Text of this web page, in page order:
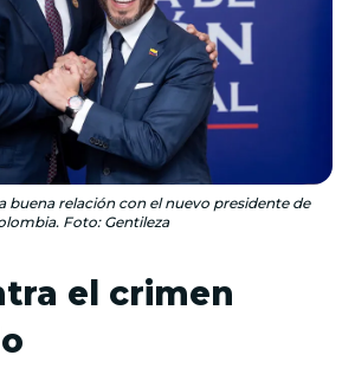
buena relación con el nuevo presidente de
Foto: Gentileza
el crimen